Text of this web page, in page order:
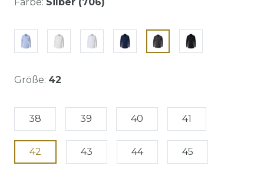
Größe: 42
38 39 40 41
42 43 44 45